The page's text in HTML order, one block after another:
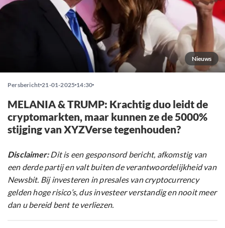
Nieuws
Persbericht 21-01-2025 14:30
MELANIA & TRUMP: Krachtig duo leidt de
cryptomarkten, maar kunnen ze de 5000%
stijging van XYZVerse tegenhouden?
Disclaimer:Dit is een gesponsord bericht, afkomstig van
een derde partij en valt buiten de verantwoordelijkheid van
Newsbit. Bij investeren in presales van cryptocurrency
gelden hoge risico’s, dus investeer verstandig en nooit meer
dan u bereid bent te verliezen.